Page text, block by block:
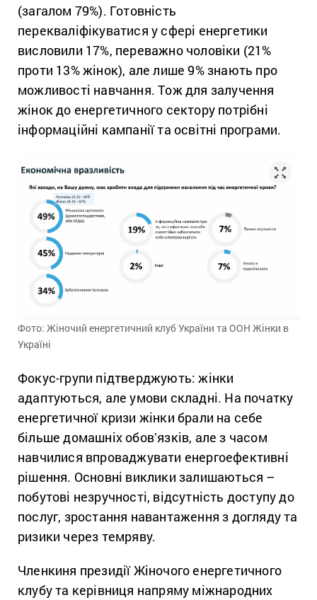
(загалом 79%). Готовність
перекваліфікуватися у сфері енергетики
висловили 17%, переважно чоловіки (21%
проти 13% жінок), але лише 9% знають про
можливості навчання. Тож для залучення
жінок до енергетичного сектору потрібні
інформаційні кампанії та освітні програми.
Фото: Жіночий енергетичний клуб України та ООН Жінки в
Україні
Фокус-групи підтверджують: жінки
адаптуються, але умови складні. На початку
енергетичної кризи жінки брали на себе
більше домашніх обовʼязків, але з часом
навчилися впроваджувати енергоефективні
рішення. Основні виклики залишаються –
побутові незручності, відсутність доступу до
послуг, зростання навантаження з догляду та
ризики через темряву.
Членкиня президії Жіночого енергетичного
клубу та керівниця напряму міжнародних